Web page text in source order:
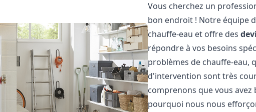
Vous cherchez un
bon endroit ! Notre équipe
chauffe-eau et offre des
répondre à vos besoins
problèmes de chauffe-eau,
d'intervention sont très
comprenons que vous
pourquoi nous nous